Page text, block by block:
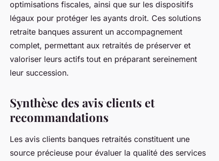
optimisations fiscales, ainsi que sur les dispositifs
légaux pour protéger les ayants droit. Ces solutions
retraite banques assurent un accompagnement
complet, permettant aux retraités de préserver et
valoriser leurs actifs tout en préparant sereinement
leur succession.
Synthèse des avis clients et
recommandations
Les avis clients banques retraités constituent une
source précieuse pour évaluer la qualité des services